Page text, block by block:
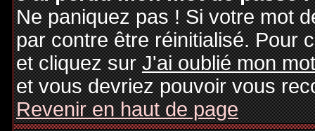
Ne paniquez pas ! Si votre mot
par contre être réinitialisé. Pour
et cliquez surJ'ai oublié mon
et vous devriez pouvoir vous
Revenir en haut de page